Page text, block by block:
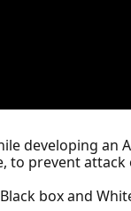
developing an
prevent
box and